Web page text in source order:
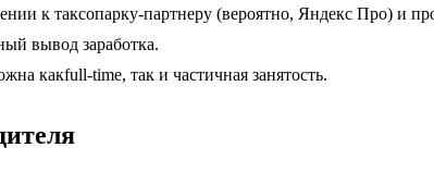
к таксопарку-партнеру (вероятно, Яндекс Про) и
вывод заработка.
какfull-time, так и частичная занятость.